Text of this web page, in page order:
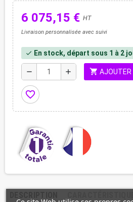
6 075,15 € HT
Livraison personnalisée avec suivi
check En stock, départ sous 1 à 2
remove add shopping_cart AJOUTER
favorite_border